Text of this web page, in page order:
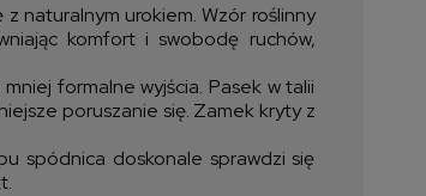
naturalnym urokiem. Wzór roślinny
komfort i swobodę ruchów,
formalne wyjścia. Pasek w talii
poruszanie się. Zamek kryty z
spódnica doskonale sprawdzi się